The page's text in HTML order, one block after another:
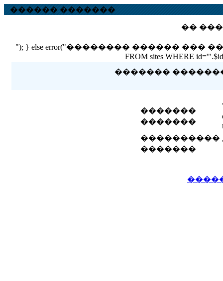
������ �������
��
"); } else error("�������� ������ ��� ������
FROM sites WHERE
�������
�������
�������
����������
�������